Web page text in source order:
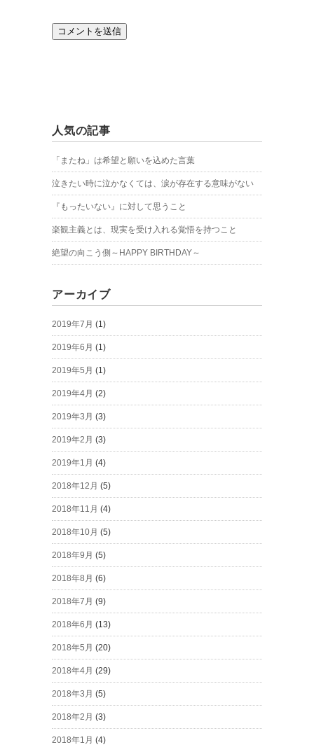
人気の記事
「またね」は希望と願いを込めた言葉
泣きたい時に泣かなくては、涙が存在する意味がない
『もったいない』に対して思うこと
楽観主義とは、現実を受け入れる覚悟を持つこと
絶望の向こう側～HAPPY BIRTHDAY～
アーカイブ
2019年7月 (1)
2019年6月 (1)
2019年5月 (1)
2019年4月 (2)
2019年3月 (3)
2019年2月 (3)
2019年1月 (4)
2018年12月 (5)
2018年11月 (4)
2018年10月 (5)
2018年9月 (5)
2018年8月 (6)
2018年7月 (9)
2018年6月 (13)
2018年5月 (20)
2018年4月 (29)
2018年3月 (5)
2018年2月 (3)
2018年1月 (4)